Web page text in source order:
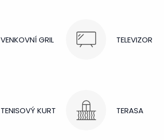
VENKOVNÍ GRIL TELEVIZOR
TENISOVÝ KURT TERASA